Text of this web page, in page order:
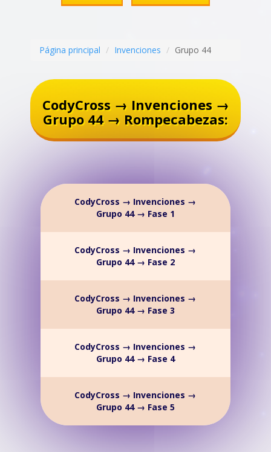
Página principal Invenciones Grupo 44
CodyCross → Invenciones →
Grupo 44 → Rompecabezas:
CodyCross → Invenciones →
Grupo 44 → Fase 1
CodyCross → Invenciones →
Grupo 44 → Fase 2
CodyCross → Invenciones →
Grupo 44 → Fase 3
CodyCross → Invenciones →
Grupo 44 → Fase 4
CodyCross → Invenciones →
Grupo 44 → Fase 5